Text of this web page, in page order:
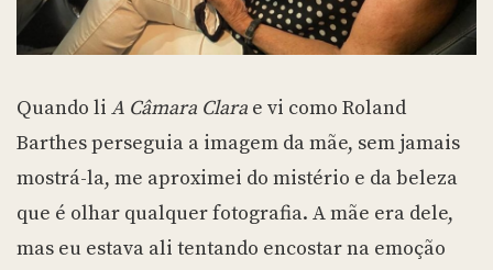
Quando li A Câmara Clara e vi como Roland
Barthes perseguia a imagem da mãe, sem jamais
mostrá-la, me aproximei do mistério e da beleza
que é olhar qualquer fotografia. A mãe era dele,
mas eu estava ali tentando encostar na emoção